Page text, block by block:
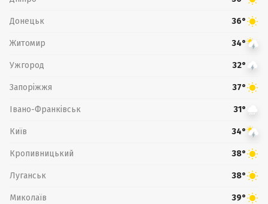
Донецьк 36°
Житомир 34°
Ужгород 32°
Запоріжжя 37°
Івано-Франківськ 31°
Київ 34°
Кропивницький 38°
Луганськ 38°
Миколаїв 39°